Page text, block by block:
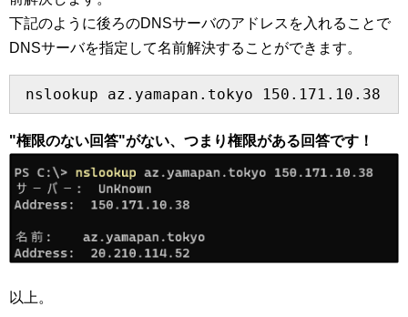
下記のように後ろのDNSサーバのアドレスを入れることで
DNSサーバを指定して名前解決することができます。
nslookup az.yamapan.tokyo 150.171.10.38
"権限のない回答"がない、つまり権限がある回答です！
以上。